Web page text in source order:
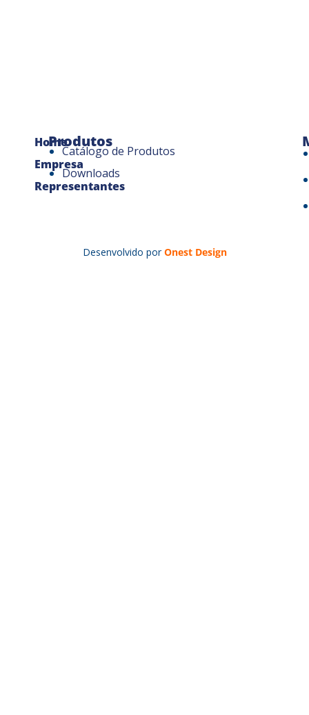
Home
Empresa
Representantes
Produtos
Catálogo de Produtos
Downloads
Desenvolvido por Onest Design